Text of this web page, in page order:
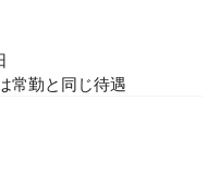
常勤と同じ待遇